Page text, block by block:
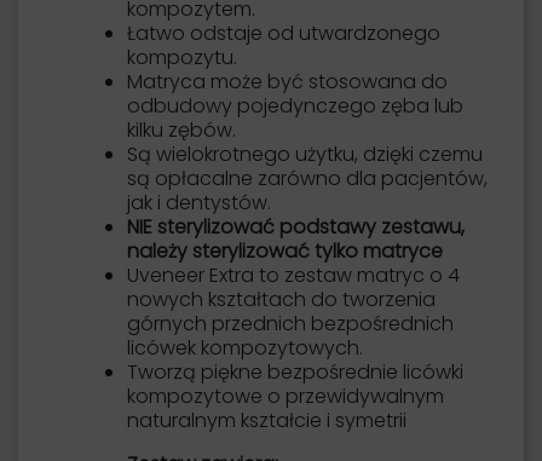
kompozytem.
Łatwo odstaje od utwardzonego
kompozytu.
Matryca może być stosowana do
odbudowy pojedynczego zęba lub
kilku zębów.
Są wielokrotnego użytku, dzięki czemu
są opłacalne zarówno dla pacjentów,
jak i dentystów.
NIE sterylizować podstawy zestawu,
należy sterylizować tylko matryce
Uveneer Extra to zestaw matryc o 4
nowych kształtach do tworzenia
górnych przednich bezpośrednich
licówek kompozytowych.
Tworzą piękne bezpośrednie licówki
kompozytowe o przewidywalnym
naturalnym kształcie i symetrii